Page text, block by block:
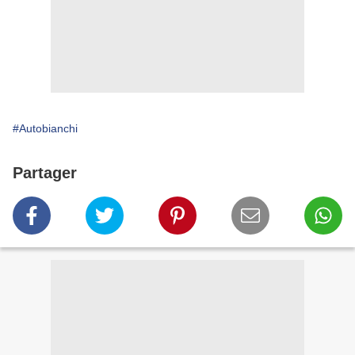
#Autobianchi
Partager